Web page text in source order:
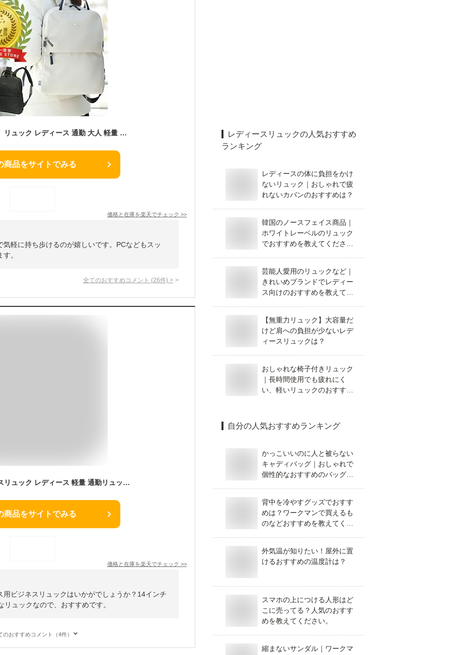
【WEB限定アイテム】リュック レディース 通勤 大人 軽量 軽い 仕事 旅行 メンズ ビジネス ビジネスリュック PC パソコン 収納 a4 軽量 ポケット 多い きれいめ 大容量 薄型 おしゃれ かわいい 通学 女性 女子 男性 20代 30代 40代 50代 60代 moz モズ 人気 ブランド ZZBK-01
商品をサイトでみる
価格と在庫を楽天でチェック >>
軽に持ち歩けるのが嬉しいです。PCなどもスッ
。
全てのおすすめコメント (26件) >
【新色登場】 ビジネスリュック レディース 軽量 通勤リュック 女性 PC リュック ノートpc 13 14 型 pc 大容量 通勤 撥水 ビジネスバッグ きれいめ a4 おしゃれ パソコン リュックサック ナイロン パソコンリュック 軽い 営業 仕事 超軽量 出張 無地 キャリーオン
商品をサイトでみる
価格と在庫を楽天でチェック >>
ビジネスリュックはいかがでしょうか？14インチ
ュックなので、おすすめです。
のおすすめコメント（4件）
レディースリュックの人気おすすめ
ランキング
レディースの体に負担をかけ
ないリュック｜おしゃれで疲
れないカバンのおすすめは？
韓国のノースフェイス商品｜
ホワイトレーベルのリュック
でおすすめを教えてくださ
芸能人愛用のリュックなど｜
きれいめブランドでレディー
ス向けのおすすめを教えてく
【無重力リュック】大容量だ
けど肩への負担が少ないレデ
ィースリュックは？
おしゃれな椅子付きリュック
｜長時間使用でも疲れにく
い、軽いリュックのおすすめ
自分の人気おすすめランキング
かっこいいのに人と被らない
キャディバッグ｜おしゃれで
個性的なおすすめのバッグを
背中を冷やすグッズでおすす
めは？ワークマンで買えるも
のなどおすすめを教えてくだ
外気温が知りたい！屋外に置
けるおすすめの温度計は？
スマホの上につける人形はど
こに売ってる？人気のおすす
めを教えてください。
縮まないサンダル｜ワークマ